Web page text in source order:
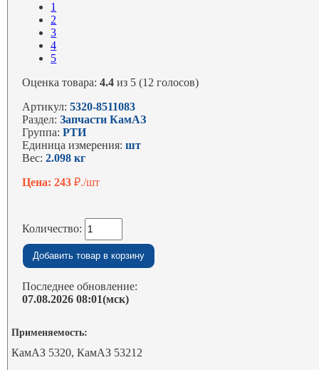
1
2
3
4
5
Оценка товара:4.4 из 5 (12 голосов)
Артикул:5320-8511083
Раздел:Запчасти КамАЗ
Группа:РТИ
Единица измерения:шт
Вес:2.098 кг
Цена: 243₽./шт
Количество:
Последнее обновление:
07.08.2026 08:01(мск)
Применяемость:
КамАЗ 5320, КамАЗ 53212